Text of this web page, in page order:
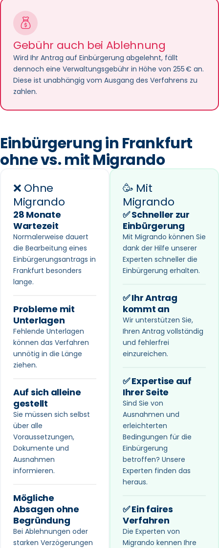
Gebühr auch bei Ablehnung
Wird Ihr Antrag auf Einbürgerung abgelehnt, fällt
dennoch eine Verwaltungsgebühr in Höhe von 255 € an.
Diese ist unabhängig vom Ausgang des Verfahrens zu
zahlen.
Einbürgerung in Frankfurt
ohne vs. mit Migrando
❌ Ohne
Migrando
28 Monate
Wartezeit
Normalerweise dauert
die Bearbeitung eines
Einbürgerungsantrags in
Frankfurt besonders
lange.
Probleme mit
Unterlagen
Fehlende Unterlagen
können das Verfahren
unnötig in die Länge
ziehen.
Auf sich alleine
gestellt
Sie müssen sich selbst
über alle
Voraussetzungen,
Dokumente und
Ausnahmen
informieren.
Mögliche
Absagen ohne
Begründung
Bei Ablehnungen oder
starken Verzögerungen
🥳 Mit
Migrando
✅ Schneller zur
Einbürgerung
Mit Migrando können Sie
dank der Hilfe unserer
Experten schneller die
Einbürgerung erhalten.
✅ Ihr Antrag
kommt an
Wir unterstützen Sie,
Ihren Antrag vollständig
und fehlerfrei
einzureichen.
✅ Expertise auf
Ihrer Seite
Sind Sie von
Ausnahmen und
erleichterten
Bedingungen für die
Einbürgerung
betroffen? Unsere
Experten finden das
heraus.
✅ Ein faires
Verfahren
Die Experten von
Migrando kennen Ihre